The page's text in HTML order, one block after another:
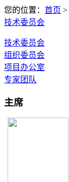
您的位置： 首页 >
技术委员会
技术委员会
组织委员会
项目办公室
专家团队
主席